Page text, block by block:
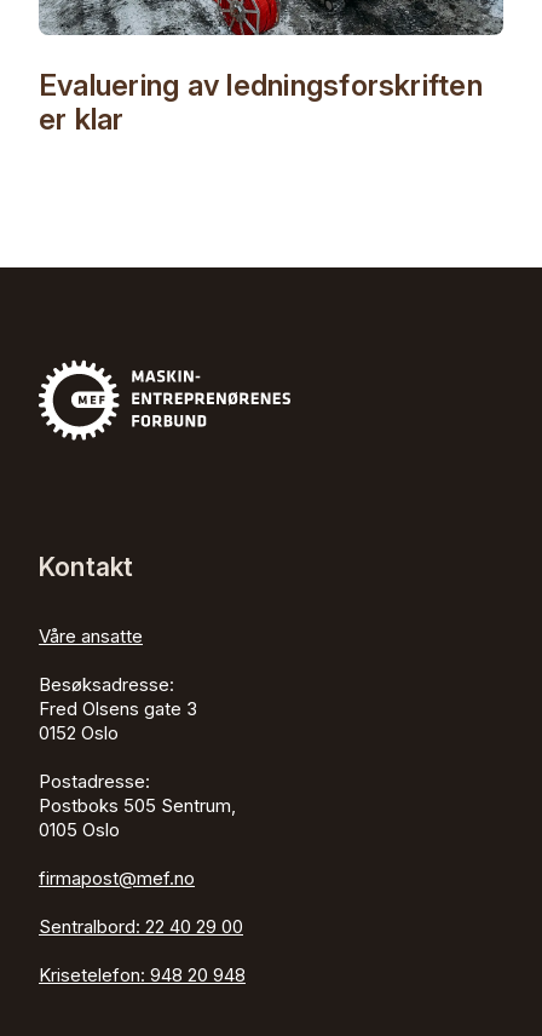
Evaluering av ledningsforskriften
er klar
Kontakt
Våre ansatte
Besøksadresse:
Fred Olsens gate 3
0152 Oslo
Postadresse:
Postboks 505 Sentrum,
0105 Oslo
firmapost@mef.no
Sentralbord: 22 40 29 00
Krisetelefon: 948 20 948